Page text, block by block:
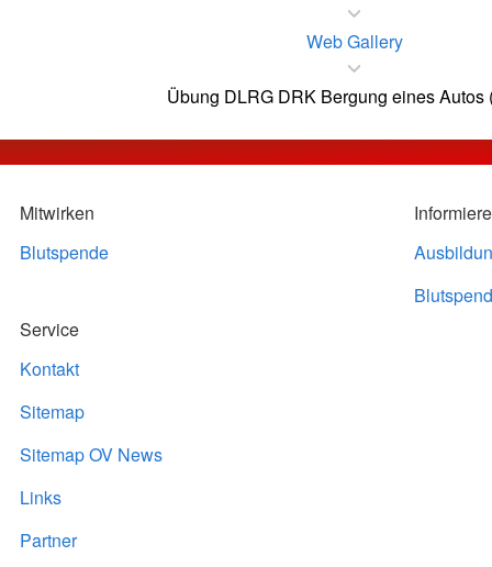
Web Gallery
Übung DLRG DRK Bergung eines Autos
Mitwirken
Blutspende
Service
Kontakt
Sitemap
Sitemap OV News
Links
Partner